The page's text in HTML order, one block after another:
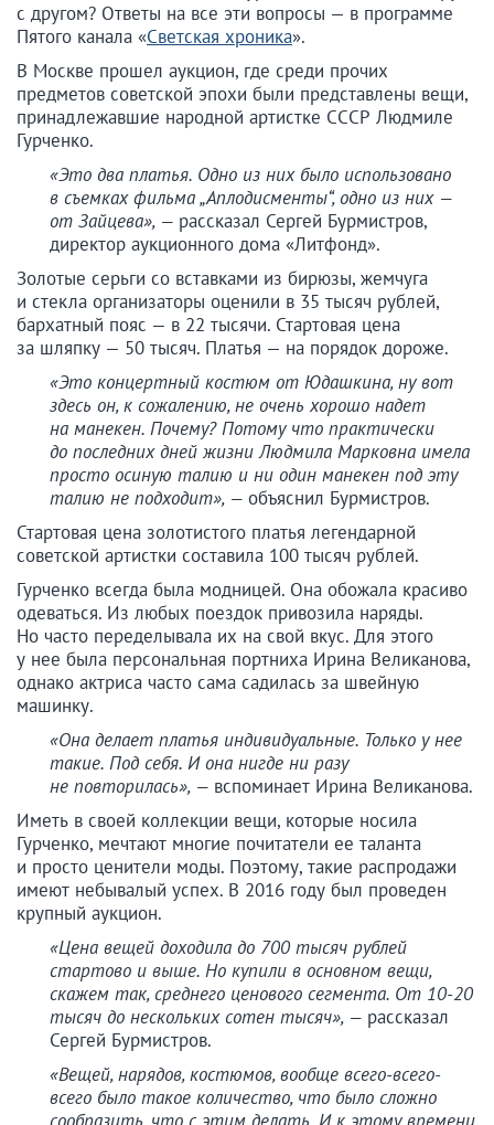
с другом? Ответы на все эти вопросы — в программе
Пятого канала «Светская хроника».
В Москве прошел аукцион, где среди прочих
предметов советской эпохи были представлены вещи,
принадлежавшие народной артистке СССР Людмиле
Гурченко.
«Это два платья. Одно из них было использовано
в съемках фильма „Аплодисменты“, одно из них —
от Зайцева», — рассказал Сергей Бурмистров,
директор аукционного дома «Литфонд».
Золотые серьги со вставками из бирюзы, жемчуга
и стекла организаторы оценили в 35 тысяч рублей,
бархатный пояс — в 22 тысячи. Стартовая цена
за шляпку — 50 тысяч. Платья — на порядок дороже.
«Это концертный костюм от Юдашкина, ну вот
здесь он, к сожалению, не очень хорошо надет
на манекен. Почему? Потому что практически
до последних дней жизни Людмила Марковна имела
просто осиную талию и ни один манекен под эту
талию не подходит», — объяснил Бурмистров.
Стартовая цена золотистого платья легендарной
советской артистки составила 100 тысяч рублей.
Гурченко всегда была модницей. Она обожала красиво
одеваться. Из любых поездок привозила наряды.
Но часто переделывала их на свой вкус. Для этого
у нее была персональная портниха Ирина Великанова,
однако актриса часто сама садилась за швейную
машинку.
«Она делает платья индивидуальные. Только у нее
такие. Под себя. И она нигде ни разу
не повторилась», — вспоминает Ирина Великанова.
Иметь в своей коллекции вещи, которые носила
Гурченко, мечтают многие почитатели ее таланта
и просто ценители моды. Поэтому, такие распродажи
имеют небывалый успех. В 2016 году был проведен
крупный аукцион.
«Цена вещей доходила до 700 тысяч рублей
стартово и выше. Но купили в основном вещи,
скажем так, среднего ценового сегмента. От 10-20
тысяч до нескольких сотен тысяч», — рассказал
Сергей Бурмистров.
«Вещей, нарядов, костюмов, вообще всего-всего-
всего было такое количество, что было сложно